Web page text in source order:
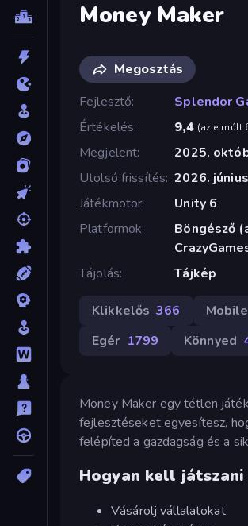
Money Maker
Megosztás
Fejlesztő
Splendor
Értékelés
9,4 (az elmúlt
Megjelent
2025.
Utolsó frissítés 2026. június
Játékmotor
Unity 6
Platformok
Böngésző
Tájolás
Tájkép
Klikkelős 366 Mobile
Egér 1799 Könnyed
Money Maker egy tétlen
fejlesztéseket egyesítesz,
felépíted a gazdagság és a
Hogyan kell játszani
Vásárolj vállalatokat